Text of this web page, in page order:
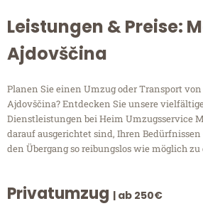
Leistungen & Preise:
Ajdovščina
Planen Sie einen Umzug oder Transport
Ajdovščina? Entdecken Sie unsere
Dienstleistungen bei Heim Umzugsservice
darauf ausgerichtet sind, Ihren
den Übergang so reibungslos wie möglich
Privatumzug | ab 250€